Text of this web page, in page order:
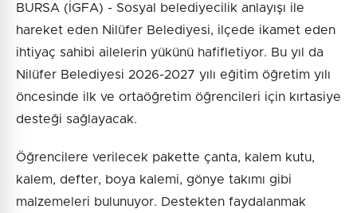
BURSA (İGFA) - Sosyal belediyecilik anlayışı ile
hareket eden Nilüfer Belediyesi, ilçede ikamet eden
ihtiyaç sahibi ailelerin yükünü hafifletiyor. Bu yıl da
Nilüfer Belediyesi 2026-2027 yılı eğitim öğretim yılı
öncesinde ilk ve ortaöğretim öğrencileri için kırtasiye
desteği sağlayacak.
Öğrencilere verilecek pakette çanta, kalem kutu,
kalem, defter, boya kalemi, gönye takımı gibi
malzemeleri bulunuyor. Destekten faydalanmak